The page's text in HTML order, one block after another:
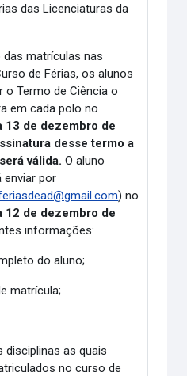
das Licenciaturas da
das matrículas nas
de Férias, os alunos
o Termo de Ciência o
em cada polo no
13 de dezembro de
desse termo a
válida.O aluno
enviar por
) no
12 de dezembro de
informações:
do aluno;
matrícula;
disciplinas as quais
no curso de